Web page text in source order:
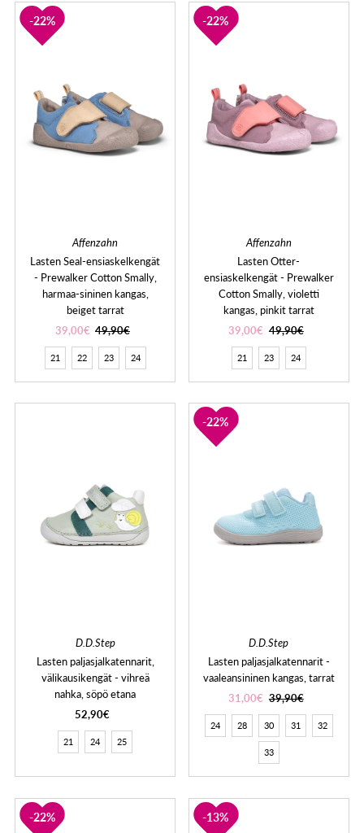
22%
Affenzahn
Lasten Seal-ensiaskelkengät
- Prewalker Cotton Smally,
harmaa-sininen kangas,
beiget tarrat
39,00€ 49,90€
21 22 23 24
22%
Affenzahn
Lasten Otter-
ensiaskelkengät - Prewalker
Cotton Smally, violetti
kangas, pinkit tarrat
39,00€ 49,90€
21 23 24
D.D.Step
Lasten paljasjalkatennarit,
välikausikengät - vihreä
nahka, söpö etana
52,90€
21 24 25
22%
D.D.Step
Lasten paljasjalkatennarit -
vaaleansininen kangas, tarrat
31,00€ 39,90€
24 28 30 31 32
33
22% 13%